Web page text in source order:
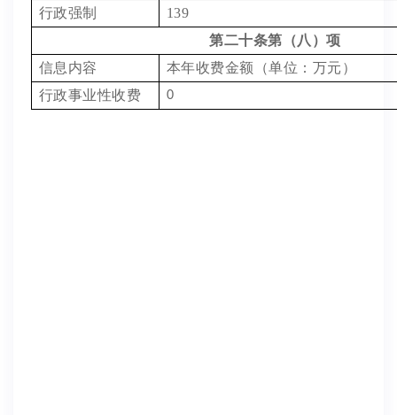
行政强制
139
第二十条第（八）项
信息内容
本年收费金额（单位：万元）
行政事业性收费
0